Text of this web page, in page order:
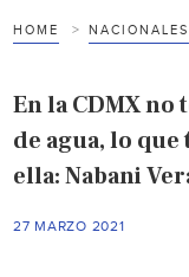
HOME NACIONALES
En la CDMX
de agua, lo
ella: Nabani
27 MARZO 2021